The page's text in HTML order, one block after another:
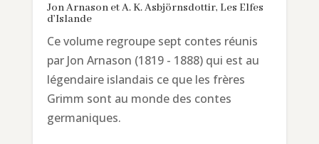
Jon Arnason et A. K. Asbjörnsdottir, Les Elfes
d’Islande
Ce volume regroupe sept contes réunis
par Jon Arnason (1819 - 1888) qui est au
légendaire islandais ce que les frères
Grimm sont au monde des contes
germaniques.